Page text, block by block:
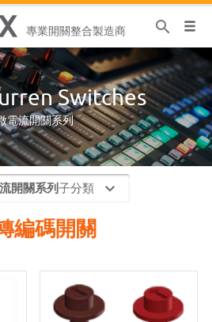
專業開關整合製造商 search
Switches
電流開關系列
開關系列子分類
編碼開關